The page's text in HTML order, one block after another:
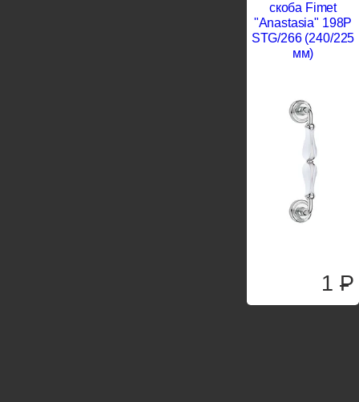
скоба Fimet
"Anastasia" 198P
STG/266 (240/225
мм)
1P